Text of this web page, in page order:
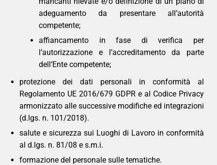
adeguamento da presentare all’autorità
competente;
affiancamento in fase di verifica per
l’autorizzazione e l’accreditamento da parte
dell’Ente competente;
protezione dei dati personali in conformità al
Regolamento UE 2016/679 GDPR e al Codice Privacy
armonizzato alle successive modifiche ed integrazioni
(d.lgs. n. 101/2018).
salute e sicurezza sui Luoghi di Lavoro in conformità
al d.lgs. n. 81/08 e s.m.i.
formazione del personale sulle tematiche.